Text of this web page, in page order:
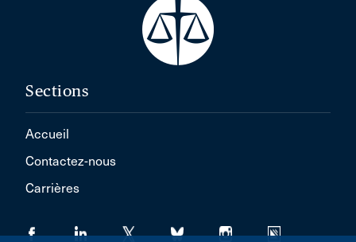
Sections
Accueil
Contactez-nous
Carrières